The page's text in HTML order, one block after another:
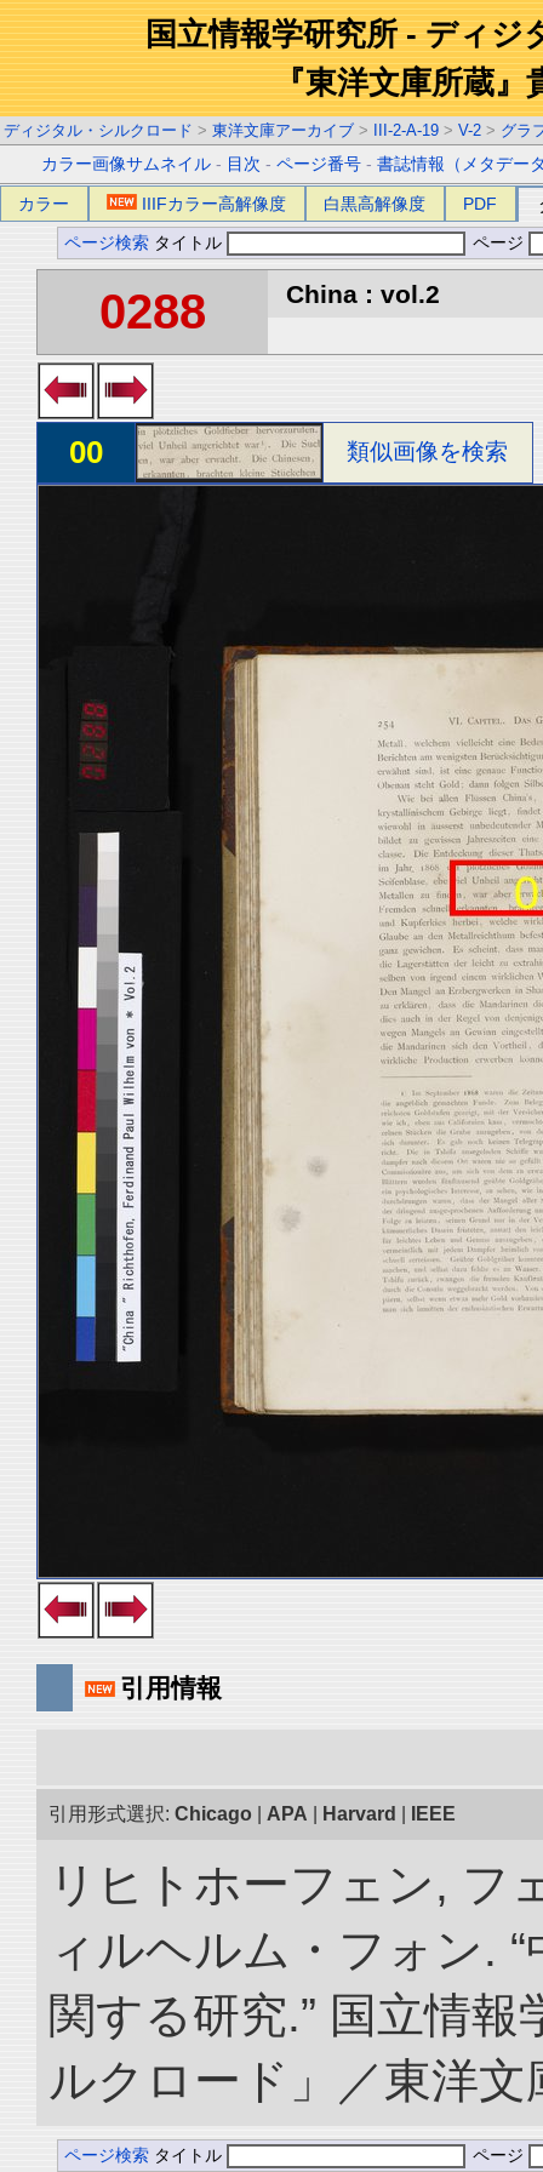
国立情報学研究所 - ディジ
『東洋文庫所蔵』
ディジタル・シルクロード > 東洋文庫アーカイブ > III-2-A-19 > V-2 > グラ
カラー画像サムネイル - 目次 -ページ番号 -書誌情報（メタデー
カラー IIIFカラー高解像度 白黒高解像度 PDF
ページ検索 タイトル ページ
0288 China : vol.2
00 類似画像を検索
引用情報
引用形式選択: Chicago APA Harvard IEEE
リヒトホーフェン, フ
ィルヘルム・フォン.
関する研究.” 国立情
ルクロード」／東洋
ページ検索 タイトル ページ